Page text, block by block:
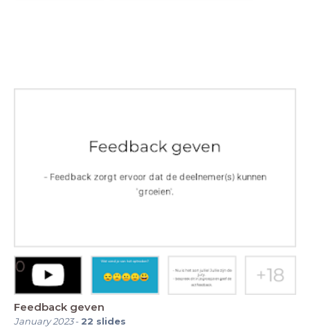
Feedback geven
January 2023- 22 slides